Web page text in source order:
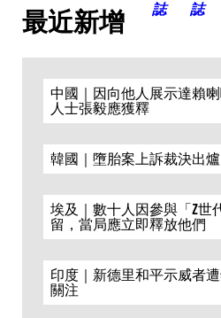
最近新增
中國｜因向他人展示達賴
人士張毅應獲釋
韓國｜墮胎案上訴裁決出
埃及｜數十人因參與「Z世
留，當局應立即釋放他們
印度｜新德里和平示威者
關注